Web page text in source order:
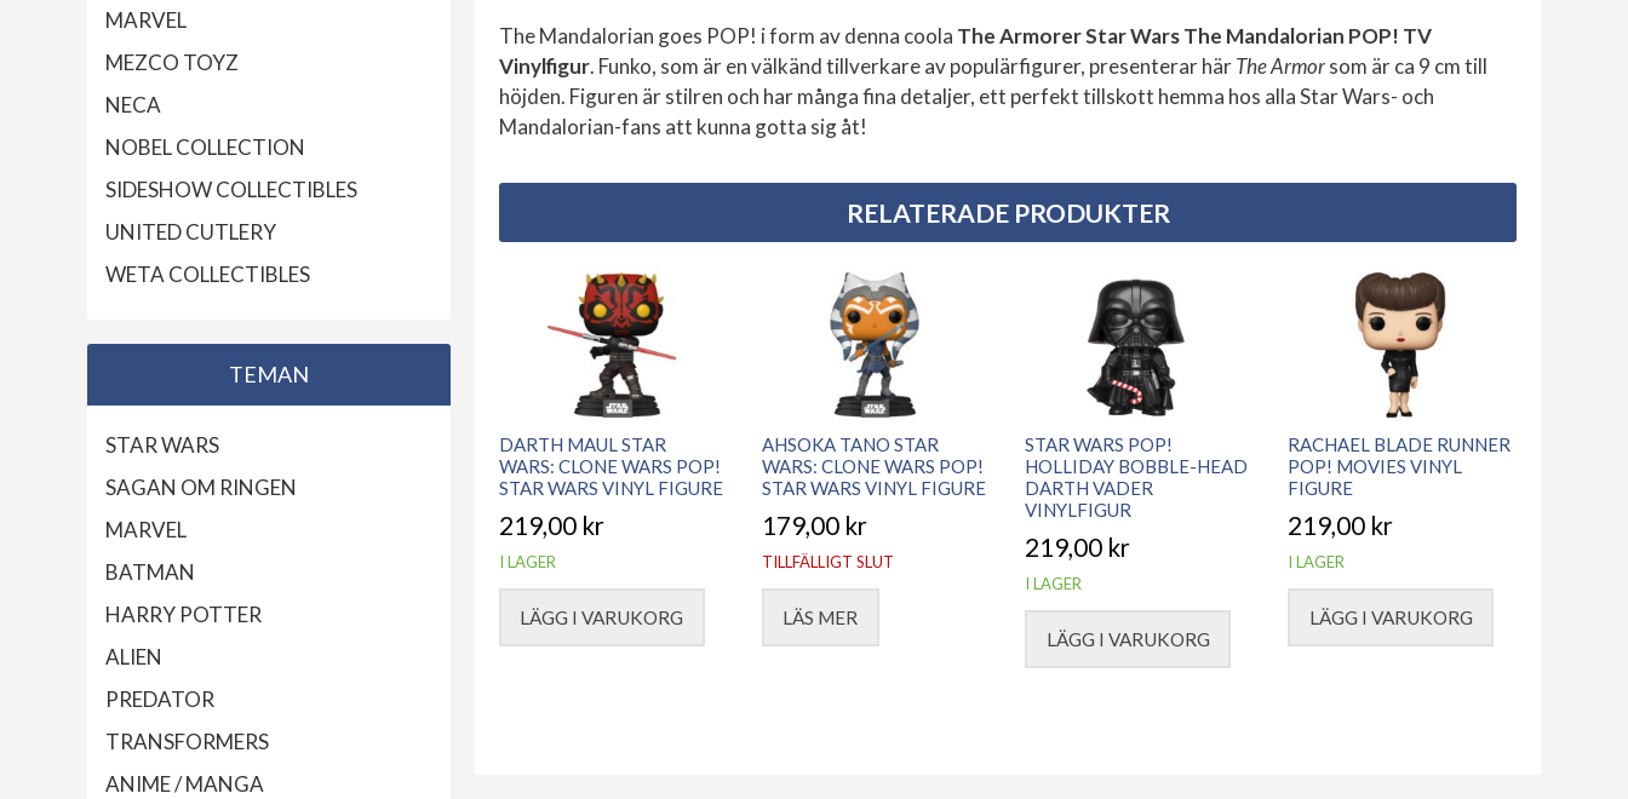
The Mandalorian goes POP! i form av denna coola The Armorer Star Wars The Mandalorian POP! TV
Vinylfigur. Funko, som är en välkänd tillverkare av populärfigurer, presenterar härThe Armorsom är ca 9 cm till
höjden. Figuren är stilren och har många fina detaljer, ett perfekt tillskott hemma hos alla Star Wars- och
Mandalorian-fans att kunna gotta sig åt!
RELATERADE PRODUKTER
DARTH MAUL STAR
WARS: CLONE WARS POP!
STAR WARS VINYL FIGURE
219,00 kr
I LAGER
LÄGG I VARUKORG
AHSOKA TANO STAR
WARS: CLONE WARS POP!
STAR WARS VINYL FIGURE
179,00 kr
TILLFÄLLIGT SLUT
LÄS MER
STAR WARS POP!
HOLLIDAY BOBBLE-HEAD
DARTH VADER
VINYLFIGUR
219,00 kr
I LAGER
LÄGG I VARUKORG
RACHAEL BLADE RUNNER
POP! MOVIES VINYL
FIGURE
219,00 kr
I LAGER
LÄGG I VARUKORG
MARVEL
MEZCO TOYZ
NECA
NOBEL COLLECTION
SIDESHOW COLLECTIBLES
UNITED CUTLERY
WETA COLLECTIBLES
TEMAN
STAR WARS
SAGAN OM RINGEN
MARVEL
BATMAN
HARRY POTTER
ALIEN
PREDATOR
TRANSFORMERS
ANIME / MANGA